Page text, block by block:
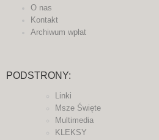
O nas
Kontakt
Archiwum wpłat
PODSTRONY:
Linki
Msze Święte
Multimedia
KLEKSY